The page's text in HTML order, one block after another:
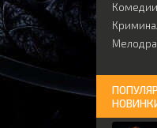
Комедии